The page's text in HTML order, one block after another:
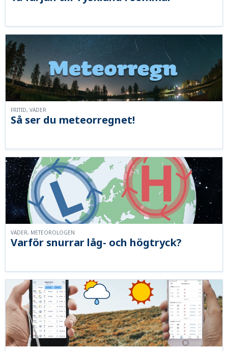
Så ser du meteorregnet!
FRITID, VÄDER
Varför snurrar låg- och högtryck?
VÄDER, METEOROLOGEN